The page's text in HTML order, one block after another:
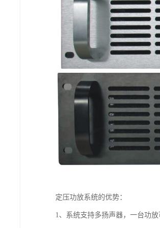
定压功放系统的优势：
1、系统支持多扬声器，一台功